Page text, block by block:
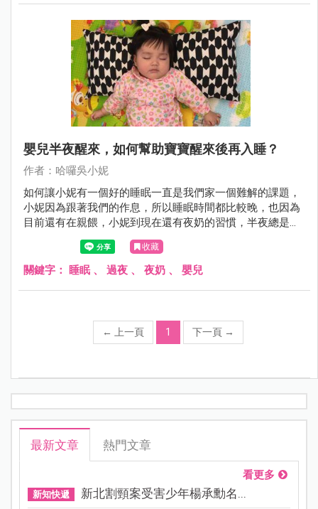
嬰兒半夜醒來，如何幫助寶寶醒來後再入睡？
作者：哈囉吳小妮
如何讓小妮有一個好的睡眠一直是我們家一個難解的課題，
小妮因為跟著我們的作息，所以睡眠時間都比較晚，也因為
目前還有在親餵，小妮到現在還有夜奶的習慣，半夜總是要
醒來3～5次，讓小妮媽每天都沒辦法好好的休息…..這裡有看
到幾個方法可以分享給大家，如果寶寶半夜醒來要怎麼讓他
在入睡呢？
收藏
關鍵字： 睡眠、 過夜 、 夜奶 、 嬰兒
← 上一頁 1 下一頁 →
最新文章 熱門文章
看更多
新知快遞 新北割頸案受害少年楊承勳名...